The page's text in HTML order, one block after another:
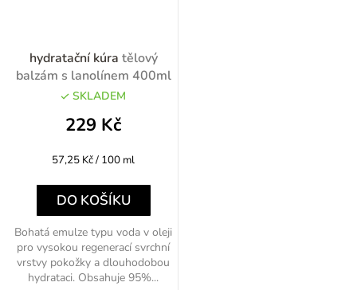
hydratační kúra tělový
balzám s lanolínem 400ml
SKLADEM
229 Kč
Měrná
57,25 Kč / 100 ml
DO KOŠÍKU
Bohatá emulze typu voda v oleji
pro vysokou regenerací svrchní
vrstvy pokožky a dlouhodobou
hydrataci. Obsahuje 95%...